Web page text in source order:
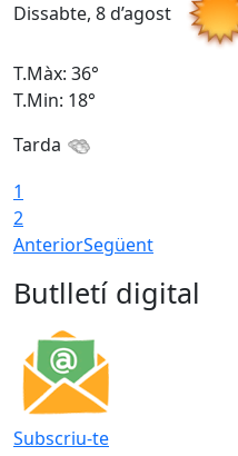
Dissabte, 8 d’agost
T.Màx: 36°
T.Min: 18°
Tarda
1
2
AnteriorSegüent
Butlletí digital
Subscriu-te